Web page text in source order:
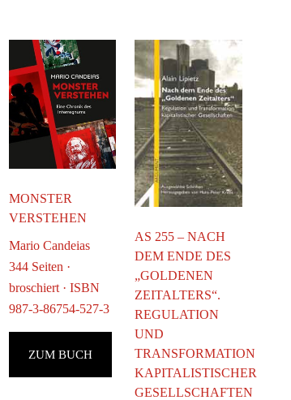
MONSTER
VERSTEHEN
Mario Candeias
344 Seiten ·
broschiert · ISBN
987-3-86754-527-3
ZUM BUCH
AS 255 – NACH
DEM ENDE DES
„GOLDENEN
ZEITALTERS“.
REGULATION
UND
TRANSFORMATION
KAPITALISTISCHER
GESELLSCHAFTEN